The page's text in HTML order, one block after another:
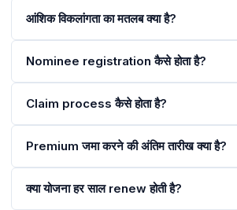
आंशिक विकलांगता का मतलब क्या है?
Nominee registration कैसे होता है?
Claim process कैसे होता है?
Premium जमा करने की अंतिम तारीख क्या है?
क्या योजना हर साल renew होती है?